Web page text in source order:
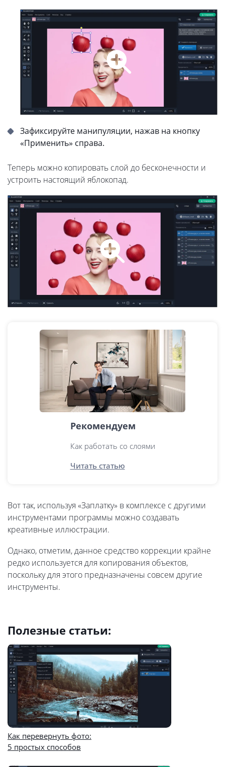
Зафиксируйте манипуляции, нажав на кнопку
«Применить» справа.
Теперь можно копировать слой до бесконечности и
устроить настоящий яблокопад.
Рекомендуем
Как работать со слоями
Читать статью
Вот так, используя «Заплатку» в комплексе с другими
инструментами программы можно создавать
креативные иллюстрации.
Однако, отметим, данное средство коррекции крайне
редко используется для копирования объектов,
поскольку для этого предназначены совсем другие
инструменты.
Полезные статьи:
Как перевернуть фото:
5 простых способов